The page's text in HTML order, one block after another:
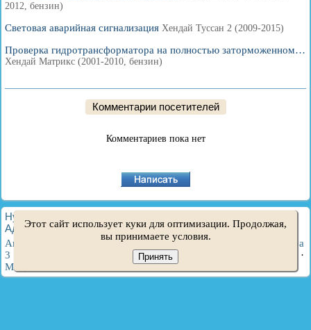
2012, бензин)
Световая аварийная сигнализация Хендай Туссан 2 (2009-2015)
Проверка гидротрансформатора на полностью заторможенном…
Хендай Матрикс (2001-2010, бензин)
Комментарии посетителей
Комментариев пока нет
HyundaiBook.ru © 2018-2026
·
Администрация·Поиск по сайту·Владельцам Хендай
Акцент 1 ·Акцент 3·Элантра 1·
Элантра
3
Соната 4·Санта Фе 2
·
Матрикс
Этот сайт использует куки для оптимизации. Продолжая,
вы принимаете условия.
Принять